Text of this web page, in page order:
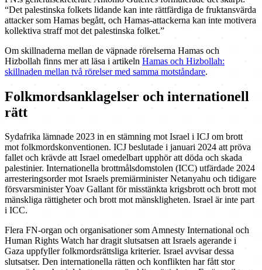
“Det palestinska folkets lidande kan inte rättfärdiga de fruktansvärda
attacker som Hamas begått, och Hamas-attackerna kan inte motivera
kollektiva straff mot det palestinska folket.”
Om skillnaderna mellan de väpnade rörelserna Hamas och
Hizbollah finns mer att läsa i artikeln Hamas och Hizbollah:
skillnaden mellan två rörelser med samma motståndare.
Folkmordsanklagelser och internationell
rätt
Sydafrika lämnade 2023 in en stämning mot Israel i ICJ om brott
mot folkmordskonventionen. ICJ beslutade i januari 2024 att pröva
fallet och krävde att Israel omedelbart upphör att döda och skada
palestinier. Internationella brottmålsdomstolen (ICC) utfärdade 2024
arresteringsorder mot Israels premiärminister Netanyahu och tidigare
försvarsminister Yoav Gallant för misstänkta krigsbrott och brott mot
mänskliga rättigheter och brott mot mänskligheten. Israel är inte part
i ICC.
Flera FN-organ och organisationer som Amnesty International och
Human Rights Watch har dragit slutsatsen att Israels agerande i
Gaza uppfyller folkmordsrättsliga kriterier. Israel avvisar dessa
slutsatser. Den internationella rätten och konflikten har fått stor